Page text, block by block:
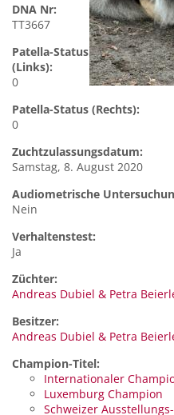
DNA Nr:
TT3667
Patella-Status
(Links):
0
Patella-Status (Rechts):
0
Zuchtzulassungsdatum:
Samstag, 8. August 2020
Audiometrische
Nein
Verhaltenstest:
Ja
Züchter:
Andreas Dubiel & Petra
Besitzer:
Andreas Dubiel & Petra
Champion-Titel:
Internationaler
Luxemburg Champion
Schweizer